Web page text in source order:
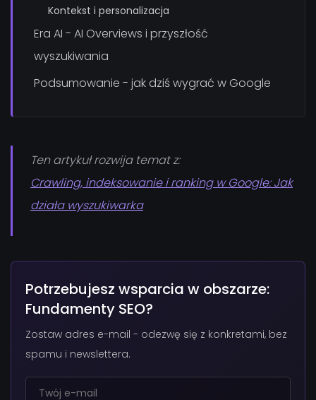
Kontekst i personalizacja
Era AI - AI Overviews i przyszłość
wyszukiwania
Podsumowanie - jak dziś wygrać w Google
Ten artykuł rozwija temat z:
Crawling, indeksowanie i ranking w Google: Jak
działa wyszukiwarka
Potrzebujesz wsparcia w obszarze:
Fundamenty SEO?
Zostaw adres e-mail - odezwę się z konkretami, bez
spamu i newslettera.